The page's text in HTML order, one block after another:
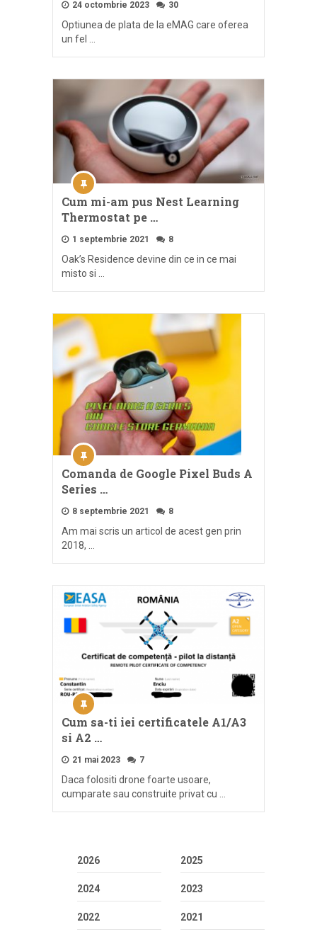
24 octombrie 2023 30
Optiunea de plata de la eMAG care oferea
un fel …
Cum mi-am pus Nest Learning
Thermostat pe …
1 septembrie 2021 8
Oak’s Residence devine din ce in ce mai
misto si …
Comanda de Google Pixel Buds A
Series …
8 septembrie 2021 8
Am mai scris un articol de acest gen prin
2018, …
Cum sa-ti iei certificatele A1/A3
si A2 …
21 mai 2023 7
Daca folositi drone foarte usoare,
cumparate sau construite privat cu …
2026 2025
2024 2023
2022 2021